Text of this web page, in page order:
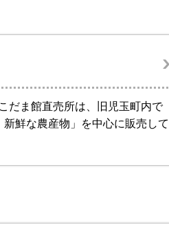
だま館直売所は、旧児玉町内で
鮮な農産物」を中心に販売して